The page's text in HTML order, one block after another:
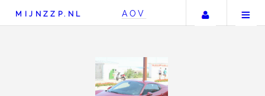
MIJNZZP.NL AOV Uw